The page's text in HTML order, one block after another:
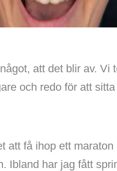
att det blir av. Vi
och redo för att
att få ihop ett
Ibland har jag fått